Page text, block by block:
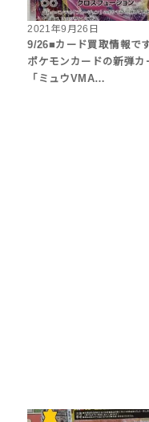
2021年9月26日
9/26■カード買取情報で
ポケモンカードの新弾カ
「ミュウVMA…